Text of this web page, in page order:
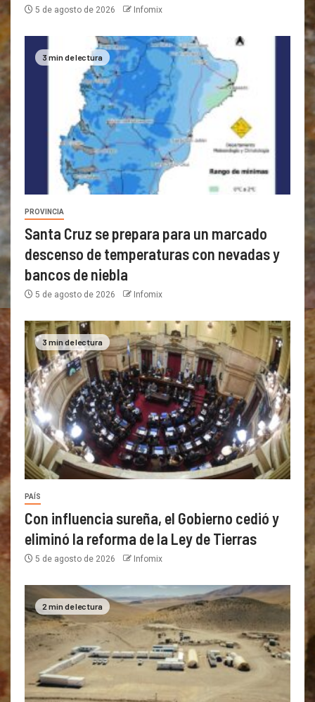
5 de agosto de 2026 Infomix
3 min de lectura
PROVINCIA
Santa Cruz se prepara para un marcado
descenso de temperaturas con nevadas y
bancos de niebla
5 de agosto de 2026 Infomix
3 min de lectura
PAÍS
Con influencia sureña, el Gobierno cedió y
eliminó la reforma de la Ley de Tierras
5 de agosto de 2026 Infomix
2 min de lectura